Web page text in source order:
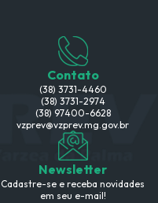
Contato
(38) 3731-4460
(38) 3731-2974
(38) 97400-6628
vzprev@vzprev.mg.gov.br
Newsletter
Cadastre-se e receba novidades
em seu e-mail!